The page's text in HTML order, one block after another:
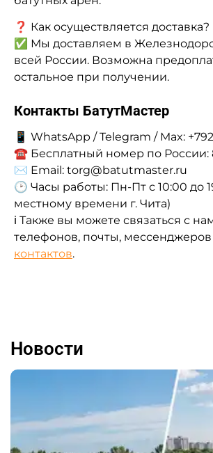
❓ Как осуществляется доставка?
✅ Мы доставляем в
всей России. Возможна
остальное при получении.
Контакты БатутМастер
📱 WhatsApp / Telegram / Max:
☎ Бесплатный номер по России:
✉ Email: torg@batutmaster.ru
🕑 Часы работы: Пн-Пт с 10:00 до
местному времени г. Чита)
ℹ Также вы можете связаться с
телефонов, почты, мессенджеров
контактов.
Новости